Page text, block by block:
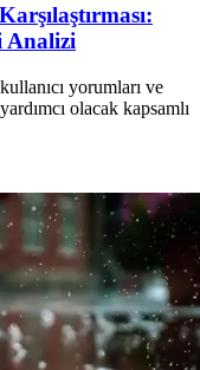
Analizi
yorumları ve
olacak kapsamlı